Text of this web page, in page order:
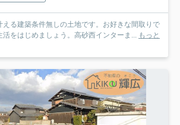
える建築条件無しの土地です。お好きな間取りで
活をはじめましょう。高砂西インターま... もっと